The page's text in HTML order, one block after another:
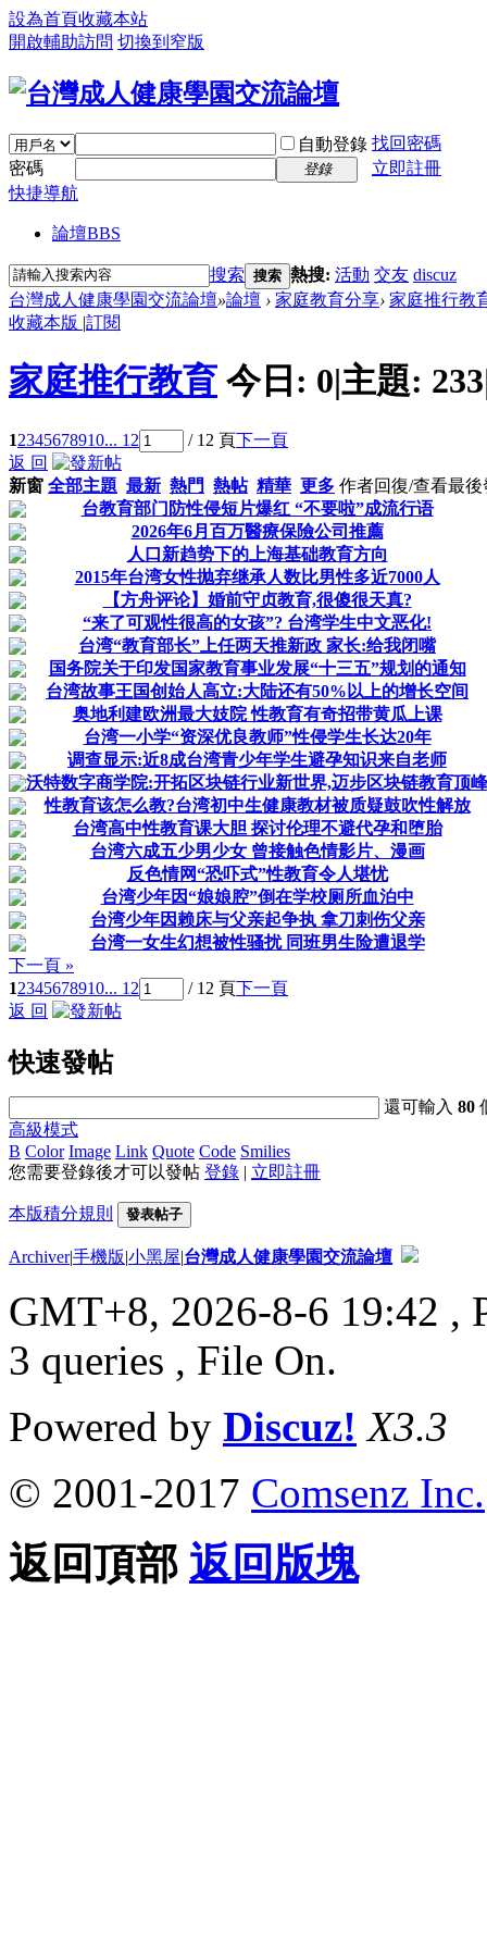
設為首頁收藏本站
開啟輔助訪問 切換到窄版
自動登錄 找回密碼
密碼
登錄
立即註冊
快捷導航
論壇BBS
搜索 搜索 熱搜: 活動 交友 discuz
台灣成人健康學園交流論壇»論壇 › 家庭教育分享› 家庭推行教
收藏本版 |訂閱
家庭推行教育 今日: 0|主題: 233
12345678910... 12 / 12 頁下一頁
返 回
新窗 全部主題 最新 熱門 熱帖 精華 更多 作者回復/查看最後
台教育部门防性侵短片爆红 “不要啦”成流行语
2026年6月百万醫療保險公司推薦
人口新趋势下的上海基础教育方向
2015年台湾女性抛弃继承人数比男性多近7000人
【方舟评论】婚前守贞教育,很傻很天真?
“来了可观性很高的女孩”? 台湾学生中文恶化!
台湾“教育部长”上任两天推新政 家长:给我闭嘴
国务院关于印发国家教育事业发展“十三五”规划的通知
台湾故事王国创始人高立:大陆还有50%以上的增长空间
奥地利建欧洲最大妓院 性教育有奇招带黄瓜上课
台湾一小学“资深优良教师”性侵学生长达20年
调查显示:近8成台湾青少年学生避孕知识来自老师
沃特数字商学院:开拓区块链行业新世界,迈步区块链教育顶峰
性教育该怎么教?台湾初中生健康教材被质疑鼓吹性解放
台湾高中性教育课大胆 探讨伦理不避代孕和堕胎
台湾六成五少男少女 曾接触色情影片、漫画
反色情网“恐吓式”性教育令人堪忧
台湾少年因“娘娘腔”倒在学校厕所血泊中
台湾少年因赖床与父亲起争执 拿刀刺伤父亲
台湾一女生幻想被性骚扰 同班男生险遭退学
下一頁 »
12345678910... 12 / 12 頁下一頁
返 回
快速發帖
還可輸入80
高級模式
B Color Image Link Quote Code Smilies
您需要登錄後才可以發帖 登錄 | 立即註冊
本版積分規則 發表帖子
Archiver|手機版|小黑屋|台灣成人健康學園交流論壇
GMT+8, 2026-8-6 19:42 ,
3 queries , File On.
Powered by Discuz! X3.3
© 2001-2017 Comsenz Inc.
返回頂部 返回版塊